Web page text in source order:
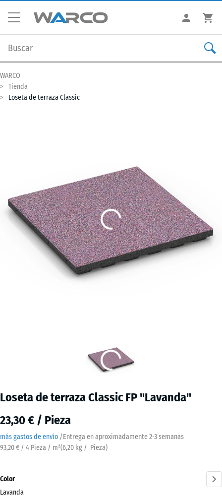
WARCO
Tienda
Loseta de terraza Classic
Loseta de terraza Classic FP "Lavanda"
23,30 € / Pieza
más gastos de envío /Entrega en aproximadamente2-3 semanas
93,20 € / 4 Pieza / m²(6,20 kg / Pieza)
Color
Lavanda